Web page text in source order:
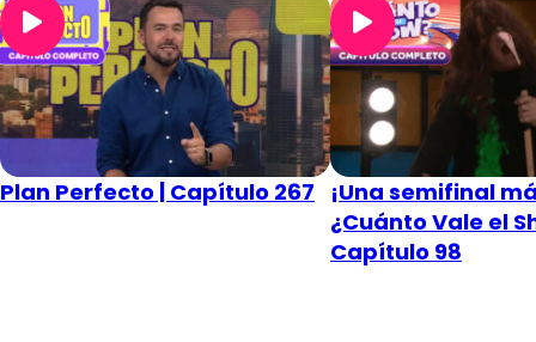
Plan Perfecto | Capítulo 267
¡Una semifinal
¿Cuánto Vale el
Capítulo 98